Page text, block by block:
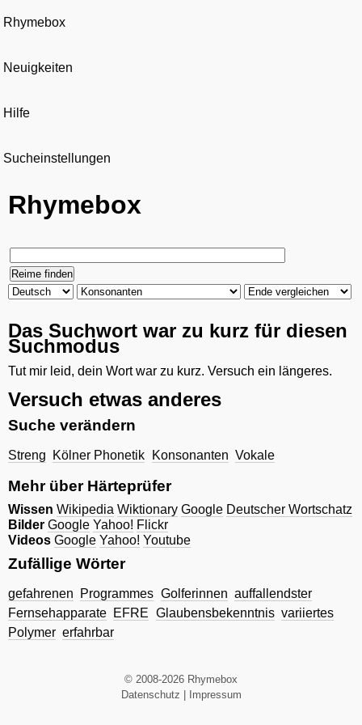
Rhymebox
Neuigkeiten
Hilfe
Sucheinstellungen
Rhymebox
Das Suchwort war zu kurz für diesen
Suchmodus
Tut mir leid, dein Wort war zu kurz. Versuch ein längeres.
Versuch etwas anderes
Suche verändern
Streng Kölner Phonetik Konsonanten Vokale
Mehr über Härteprüfer
Wissen Wikipedia Wiktionary Google Deutscher Wortschatz
Bilder Google Yahoo! Flickr
Videos Google Yahoo! Youtube
Zufällige Wörter
gefahrenen Programmes Golferinnen auffallendster
Fernsehapparate EFRE Glaubensbekenntnis variiertes
Polymer erfahrbar
© 2008-2026 Rhymebox
Datenschutz
Impressum